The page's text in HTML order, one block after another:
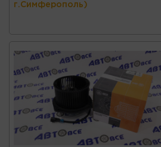
г.Симферополь)